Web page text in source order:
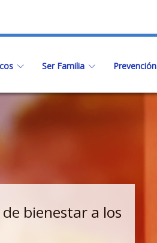
Ser Familia Prevención
bienestar a los